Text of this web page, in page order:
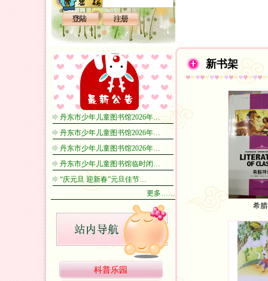
丹东市少年儿童图书馆2026年…
丹东市少年儿童图书馆2026年…
丹东市少年儿童图书馆2026年…
丹东市少年儿童图书馆临时闭…
“庆元旦 迎新春”元旦佳节…
更多……
科普乐园
新书架
希